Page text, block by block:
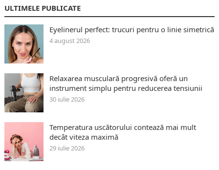
ULTIMELE PUBLICATE
Eyelinerul perfect: trucuri pentru o linie simetrică
4 august 2026
Relaxarea musculară progresivă oferă un
instrument simplu pentru reducerea tensiunii
30 iulie 2026
Temperatura uscătorului contează mai mult
decât viteza maximă
29 iulie 2026